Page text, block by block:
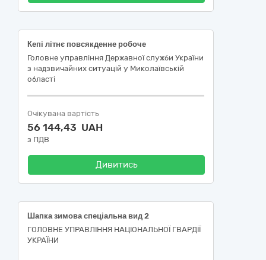
Кепі літнє повсякденне робоче
Головне управління Державної служби України
з надзвичайних ситуацій у Миколаївській
області
Очікувана вартість
56 144,43 UAH
з ПДВ
Дивитись
Шапка зимова спеціальна вид 2
ГОЛОВНЕ УПРАВЛІННЯ НАЦІОНАЛЬНОЇ ГВАРДІЇ
УКРАЇНИ